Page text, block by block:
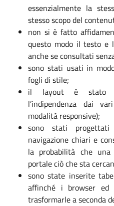
essenzialmente la
stesso scopo del
non si è fatto
questo modo il testo e
anche se consultati
sono stati usati in
fogli di stile;
il layout è stato
l’indipendenza dai
modalità responsive);
sono stati
navigazione chiari e
la probabilità che
portale ciò che sta
sono state inserite
affinché i browser
trasformarle a seconda